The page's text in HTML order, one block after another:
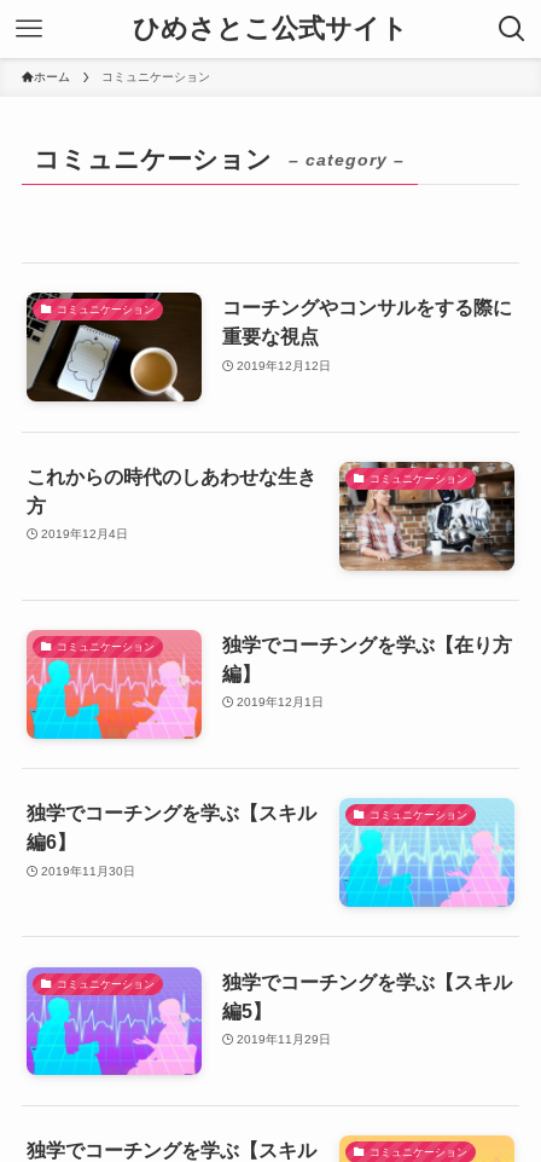
ひめさとこ公式サイト
ホーム コミュニケーション
コミュニケーション – category –
コミュニケーション
コーチングやコンサルをする際に
重要な視点
2019年12月12日
コミュニケーション
これからの時代のしあわせな生き
方
2019年12月4日
コミュニケーション
独学でコーチングを学ぶ【在り方
編】
2019年12月1日
コミュニケーション
独学でコーチングを学ぶ【スキル
編6】
2019年11月30日
コミュニケーション
独学でコーチングを学ぶ【スキル
編5】
2019年11月29日
コミュニケーション
独学でコーチングを学ぶ【スキル